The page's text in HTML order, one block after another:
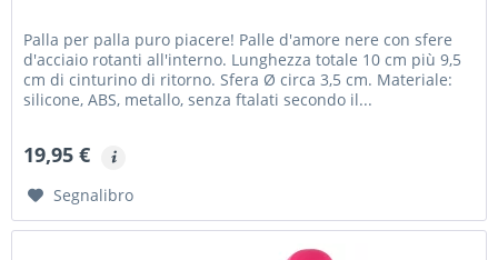
Palla per palla puro piacere! Palle d'amore nere con sfere
d'acciaio rotanti all'interno. Lunghezza totale 10 cm più 9,5
cm di cinturino di ritorno. Sfera Ø circa 3,5 cm. Materiale:
silicone, ABS, metallo, senza ftalati secondo il...
19,95 €
Segnalibro